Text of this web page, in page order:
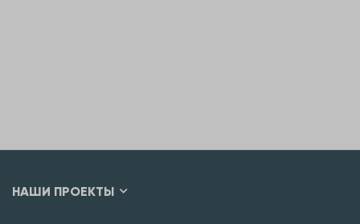
НАШИ ПРОЕКТЫ